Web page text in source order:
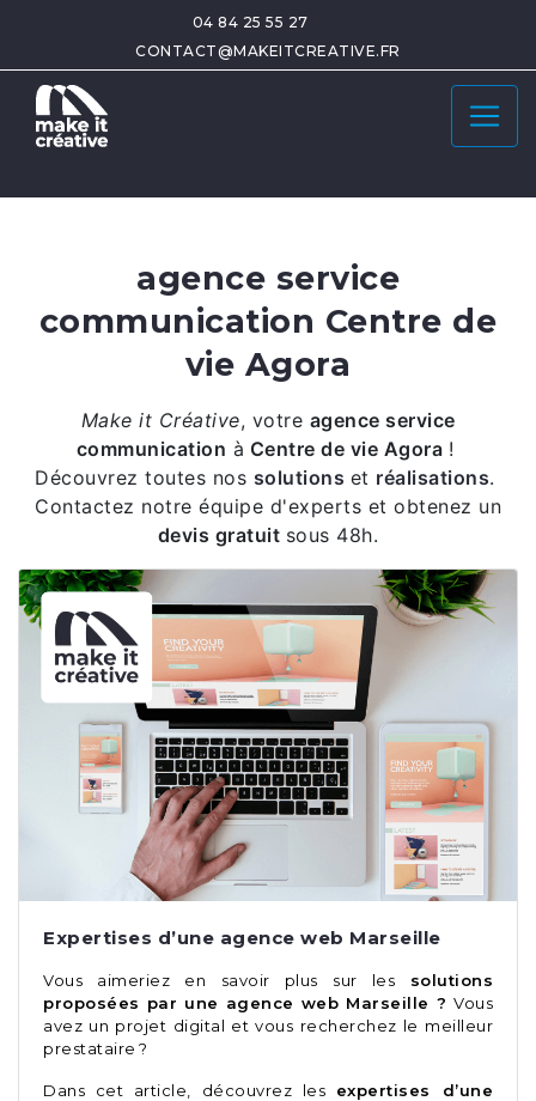
04 84 25 55 27
CONTACT@MAKEITCREATIVE.FR
agence service
communication Centre de
vie Agora
Make it Créative, votre agence service
communication à Centre de vie Agora !
Découvrez toutes nos solutions et réalisations.
Contactez notre équipe d'experts et obtenez un
devis gratuit sous 48h.
Expertises d’une agence web Marseille
Vous aimeriez en savoir plus sur les solutions
proposées par une agence web Marseille ? Vous
avez un projet digital et vous recherchez le meilleur
prestataire ?
Dans cet article, découvrez les expertises d’une